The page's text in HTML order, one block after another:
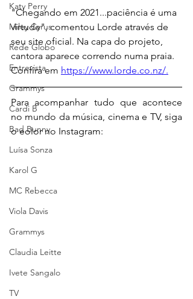
Katy Perry
Miley Cyrus
Rede Globo
Entrevista
Grammys
Cardi B
Bad Bunny
Luísa Sonza
Karol G
MC Rebecca
Viola Davis
Grammys
Claudia Leitte
Ivete Sangalo
TV
"Chegando em 2021...paciência é uma
virtude", comentou Lorde através de
seu site oficial. Na capa do projeto,
cantora aparece correndo numa praia.
Confira em https://www.lorde.co.nz/.
Para acompanhar tudo que acontece
no mundo da música, cinema e TV, siga
o eolor no Instagram: